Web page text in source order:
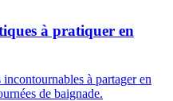
à pratiquer en
à partager en
de baignade.